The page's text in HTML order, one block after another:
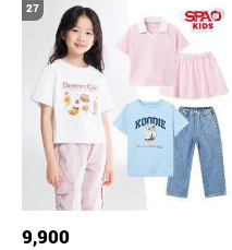
27
9,900